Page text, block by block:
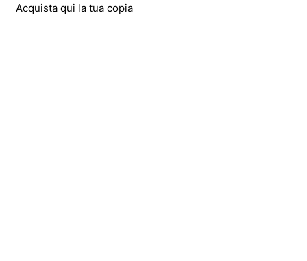
Acquista qui la tua copia